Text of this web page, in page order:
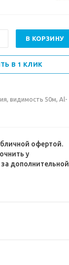
В КОРЗИНУ
В 1 КЛИК
видимость 50м, Al-
офертой.
у
дополнительной